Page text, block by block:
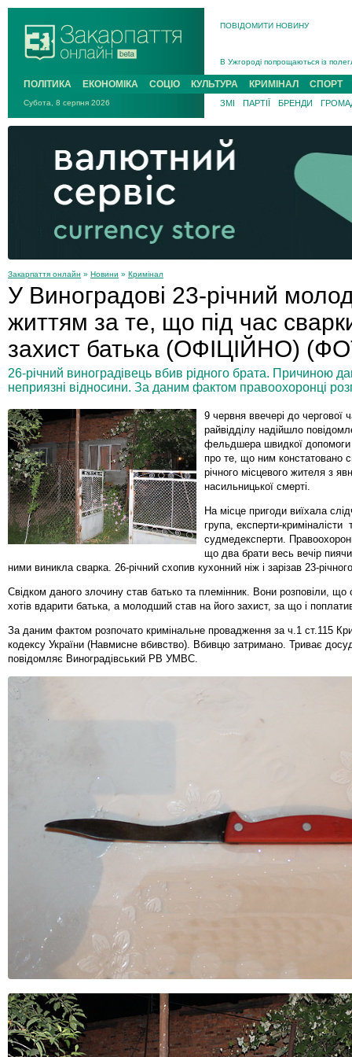
ПОВІДОМИТИ НОВИНУ
В Ужгороді попрощаються із
В Ужгороді 5 серпня
Підтвердили загибель
На війні з рф поліг військовий з
На Хустщині внаслідок ДТП за
Інструктора районного ТЦК на
ПОЛІТИКА ЕКОНОМІКА СОЦІО КУЛЬТУРА КРИМІНАЛ СПОРТ
Субота, 8 серпня 2026 ЗМІ ПАРТІЇ БРЕНДИ
Закарпаття онлайн » Новини » Кримінал
У Виноградові 23-річний
життям за те, що під час
захист батька (ОФІЦІЙНО)
26-річний виноградівець вбив рідного брата. Причиною
неприязні відносини. За даним фактом правоохоронці
9 червня ввечері до чергової
райвідділу надійшло
фельдшера швидкої допомоги
про те, що ним констатовано
річного місцевого жителя з
насильницької смерті.
На місце пригоди виїхала
група, експерти-криміналісти
судмедексперти.
що два брати весь вечір
ними виникла сварка. 26-річний схопив кухонний ніж і зарізав 23-
Свідком даного злочину став батько та племінник. Вони розповіли, що
хотів вдарити батька, а молодший став на його захист, за що і
За даним фактом розпочато кримінальне провадження за ч.1 ст.115
кодексу України (Навмисне вбивство). Вбивцю затримано. Триває
повідомляє Виноградівський РВ УМВС.